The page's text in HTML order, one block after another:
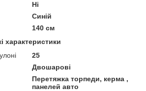
Ні
Синій
140 см
характеристики
25
Двошарові
Перетяжка торпеди, керма ,
панелей авто